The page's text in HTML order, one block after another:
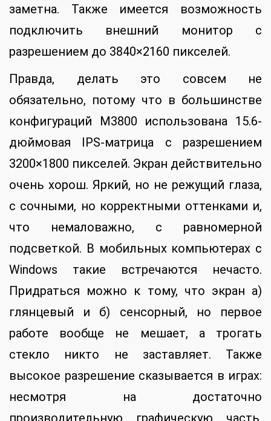
заметна. Также имеется возможность
подключить внешний монитор с
разрешением до 3840×2160 пикселей.
Правда, делать это совсем не
обязательно, потому что в большинстве
конфигураций М3800 использована 15.6-
дюймовая IPS-матрица с разрешением
3200×1800 пикселей. Экран действительно
очень хорош. Яркий, но не режущий глаза,
с сочными, но корректными оттенками и,
что немаловажно, с равномерной
подсветкой. В мобильных компьютерах с
Windows такие встречаются нечасто.
Придраться можно к тому, что экран а)
глянцевый и б) сенсорный, но первое
работе вообще не мешает, а трогать
стекло никто не заставляет. Также
высокое разрешение сказывается в играх:
несмотря на достаточно